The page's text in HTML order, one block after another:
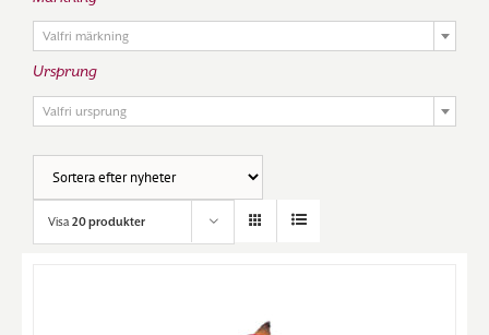
Visa 20 produkter
Valfri märkning
Ursprung
Valfri ursprung